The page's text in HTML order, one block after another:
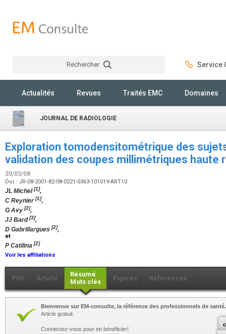
Rechercher Service
Actualités Revues Traités EMC Domaines
JOURNAL DE RADIOLOGIE
Exploration tomodensitométrique des
validation des coupes millimétriques haute
20/03/08
Doi : JR-08-2001-82-08-0221-0363-101019-ART10
JL Michel[1],
C Reynier[1],
G Avy [2],
JJ Bard[3],
D Gabrillargues [2],
et
P Catilina [2]
Voir les affiliations
PDF Article
Résumé
Mots clés
Figures Références
Bienvenue sur EM-consulte, la référence des professionnels de santé.
Article gratuit.
Connectez-vous pour en bénéficier!